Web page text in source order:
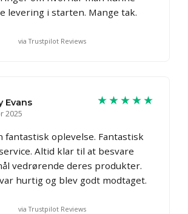
levering i starten. Mange tak.
via Trustpilot Reviews
Evans
2025
★★★★★
fantastisk oplevelse. Fantastisk
Altid klar til at besvare
vedrørende deres produkter.
hurtig og blev godt modtaget.
via Trustpilot Reviews